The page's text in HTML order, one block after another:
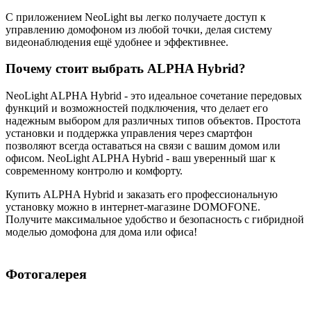
С приложением NeoLight вы легко получаете доступ к
управлению домофоном из любой точки, делая систему
видеонаблюдения ещё удобнее и эффективнее.
Почему стоит выбрать ALPHA Hybrid?
NeoLight ALPHA Hybrid - это идеальное сочетание передовых
функций и возможностей подключения, что делает его
надежным выбором для различных типов объектов. Простота
установки и поддержка управления через смартфон
позволяют всегда оставаться на связи с вашим домом или
офисом. NeoLight ALPHA Hybrid - ваш уверенный шаг к
современному контролю и комфорту.
Купить ALPHA Hybrid и заказать его профессиональную
установку можно в интернет-магазине DOMOFONE.
Получите максимальное удобство и безопасность с гибридной
моделью домофона для дома или офиса!
Фотогалерея